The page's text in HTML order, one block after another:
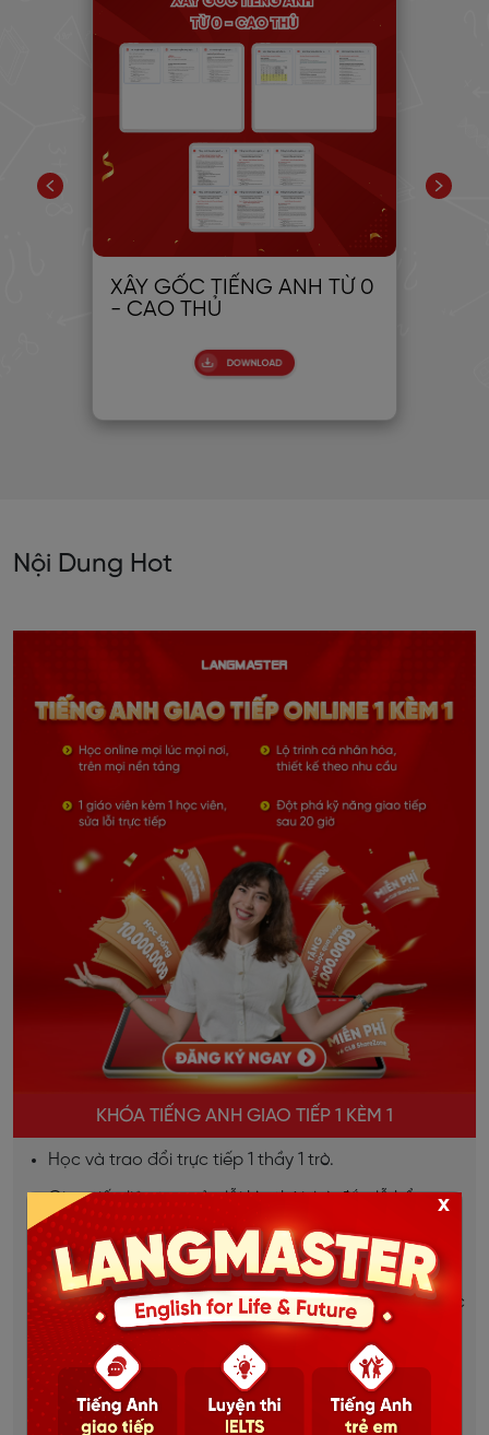
XÂY GỐC TIẾNG ANH TỪ 0
- CAO THỦ
Nội Dung Hot
KHÓA TIẾNG ANH GIAO TIẾP 1 KÈM 1
Học và trao đổi trực tiếp 1 thầy 1 trò.
Giao tiếp liên tục, sửa lỗi kịp thời, bù đắp lỗ hổng
ngay lập tức.
Lộ trình học được thiết kế riêng cho từng học viên.
Dựa trên mục tiêu, đặc thù từng ngành việc của học
viên.
Học mọi lúc mọi nơi, thời gian linh hoạt.
Chi tiết
x